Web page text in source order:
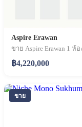
Aspire Erawan
ขาย Aspire Erawan 1 ห้
฿4,220,000
ขาย